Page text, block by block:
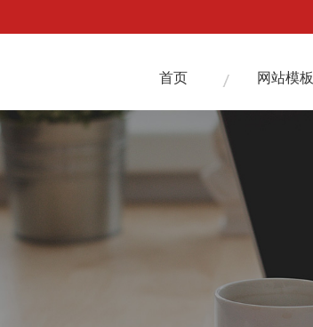
首页 网站模板